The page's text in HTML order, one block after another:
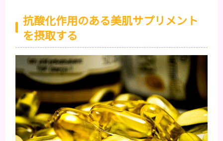
抗酸化作用のある美肌サプリメント
を摂取する